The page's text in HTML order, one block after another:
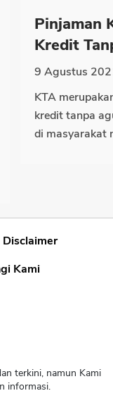
Pinjaman
Kredit
9 Agustus
KTA
kredit tanpa
di masyarakat
Disclaimer
Kami
terkini, namun Kami
informasi.